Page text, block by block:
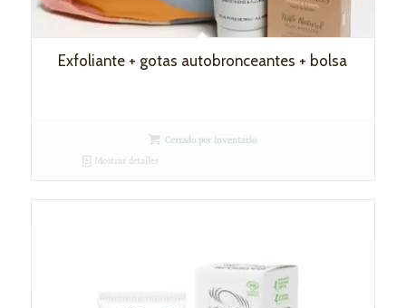
Exfoliante + gotas autobronceantes + bolsa
Cerrado por inventario
Mostrar detalles